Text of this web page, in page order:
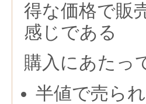
得な価格で販
感じである
購入にあたっ
半値で売ら